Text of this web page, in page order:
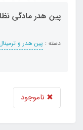
پین هدر مادگی نظامی
دسته : پین هدر و ترمینال
ناموجود